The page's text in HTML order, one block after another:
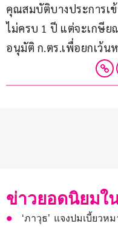
คุณสมบัติบางประการเ
ไม่ครบ 1 ปี แต่จะเกษีย
อนุมัติ ก.ตร.เพื่อยกเว้น
ข่าวยอดนิยมใ
‘ภาวุธ’ แจงปมเบี้ยว